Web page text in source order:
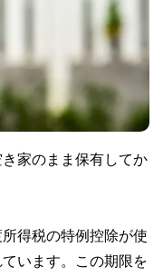
家のまま保有してか
得税の特例控除が使
います。この期限を